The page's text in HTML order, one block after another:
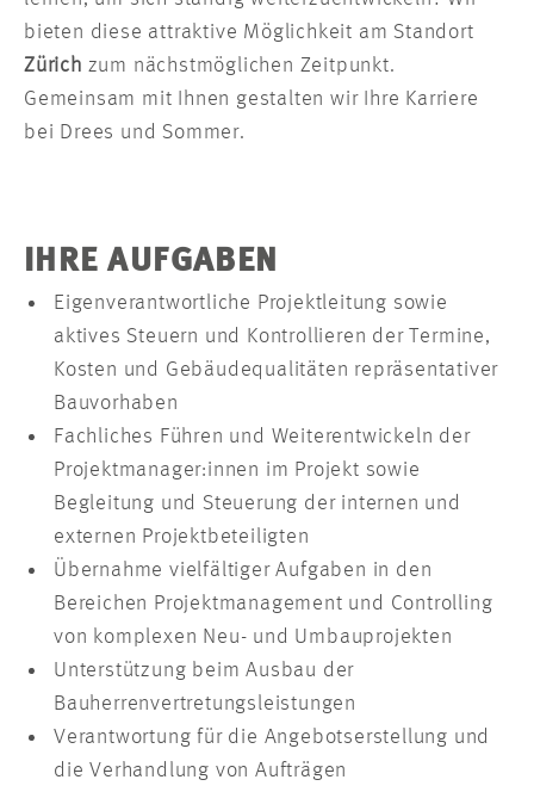
bieten diese attraktive Möglichkeit am Standort
Zürich zum nächstmöglichen Zeitpunkt.
Gemeinsam mit Ihnen gestalten wir Ihre Karriere
bei Drees und Sommer.
IHRE AUFGABEN
Eigenverantwortliche Projektleitung sowie
aktives Steuern und Kontrollieren der Termine,
Kosten und Gebäudequalitäten repräsentativer
Bauvorhaben
Fachliches Führen und Weiterentwickeln der
Projektmanager:innen im Projekt sowie
Begleitung und Steuerung der internen und
externen Projektbeteiligten
Übernahme vielfältiger Aufgaben in den
Bereichen Projektmanagement und Controlling
von komplexen Neu- und Umbauprojekten
Unterstützung beim Ausbau der
Bauherrenvertretungsleistungen
Verantwortung für die Angebotserstellung und
die Verhandlung von Aufträgen